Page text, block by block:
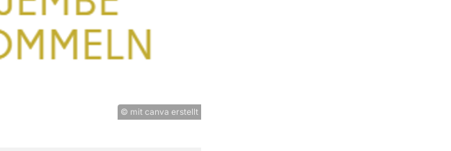
© mit canva erstellt